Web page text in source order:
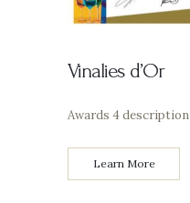
Vinalies d’Or
Awards 4 description
Learn More